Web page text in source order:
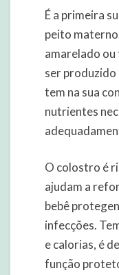
É a primeira
peito
amarelado
ser produzido
tem na sua
nutrientes
O colostro é
ajudam a
bebê
infecções.
e calorias, é
função